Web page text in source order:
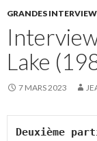
GRANDES
Lake
7 MARS 2023
Deuxième